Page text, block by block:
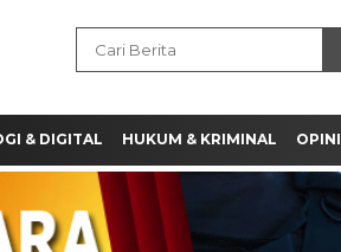
& DIGITAL HUKUM & KRIMINAL OPINI